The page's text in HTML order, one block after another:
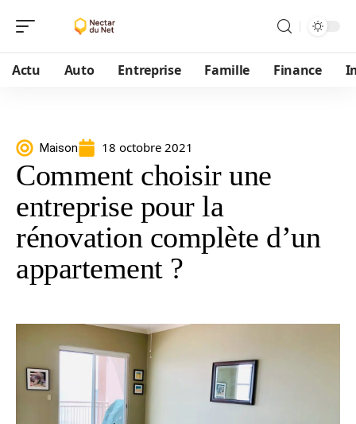
Actu Auto Entreprise Famille Finance
Maison 18 octobre 2021
Comment choisir une
entreprise pour la
rénovation complète d’un
appartement ?